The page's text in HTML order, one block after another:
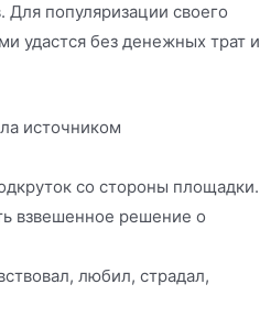
популяризации своего
удастся без денежных трат и
источником
со стороны площадки.
взвешенное решение о
любил, страдал,